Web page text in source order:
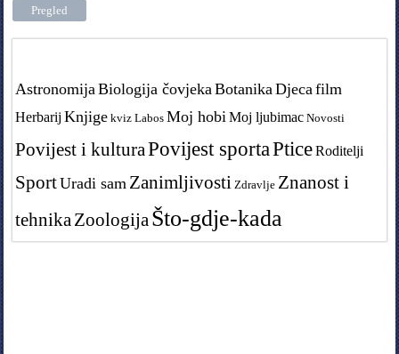
Astronomija Biologija čovjeka Botanika Djeca film
Herbarij Knjige kviz Labos Moj hobi Moj ljubimac Novosti
Povijest i kulturaPovijest sportaPtice Roditelji
SportUradi sam Zanimljivosti Zdravlje Znanost i
tehnika Zoologija Što-gdje-kada